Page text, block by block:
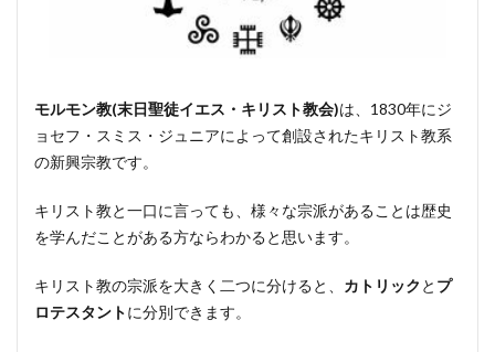
モルモン教(末日聖徒イエス・キリスト教会)は、1830年にジ
ョセフ・スミス・ジュニアによって創設されたキリスト教系
の新興宗教です。
キリスト教と一口に言っても、様々な宗派があることは歴史
を学んだことがある方ならわかると思います。
キリスト教の宗派を大きく二つに分けると、 カトリック と プ
ロテスタントに分別できます。